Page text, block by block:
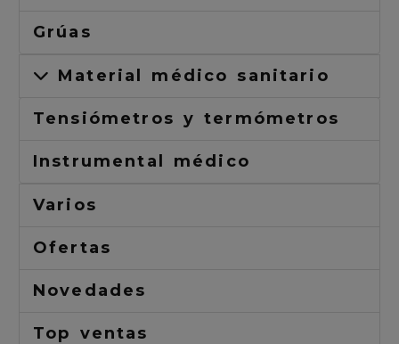
Grúas
Material médico sanitario
Tensiómetros y termómetros
Instrumental médico
Varios
Ofertas
Novedades
Top ventas